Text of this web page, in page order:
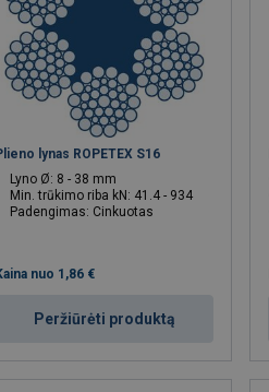
lynas ROPETEX S16
Lyno Ø: 8 - 38 mm
Min. trūkimo riba kN: 41.4 - 934
Padengimas: Cinkuotas
nuo 1,86 €
Peržiūrėti produktą